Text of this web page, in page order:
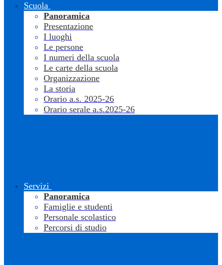
Scuola
Panoramica
Presentazione
I luoghi
Le persone
I numeri della scuola
Le carte della scuola
Organizzazione
La storia
Orario a.s. 2025-26
Orario serale a.s.2025-26
Servizi
Panoramica
Famiglie e studenti
Personale scolastico
Percorsi di studio